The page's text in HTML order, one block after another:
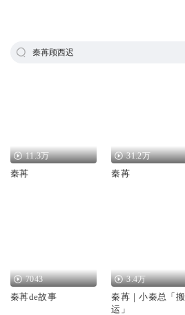
秦苒顾西迟
11.3万
秦苒
31.2万
秦苒
7043
秦苒de故事
3.4万
秦苒｜小秦总「搬
运」